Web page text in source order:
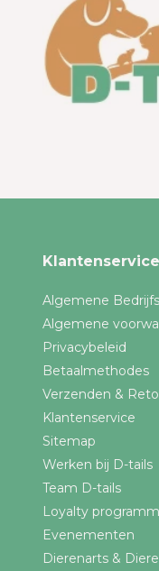
Klantenservice
Algemene
Algemene
Privacybeleid
Betaalmethodes
Verzenden &
Klantenservice
Sitemap
Werken bij D-tails
Team D-tails
Loyalty
Evenementen
Dierenarts &